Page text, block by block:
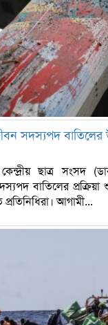
সদস্যপদ বাতিলের
কেন্দ্রীয় ছাত্র সংসদ
বাতিলের
প্রতিনিধিরা। আগামী...